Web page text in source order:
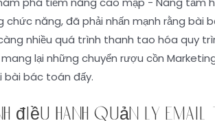
chức năng, đã phải nhấn mạnh rằng
nhiều quá trình thanh tao hóa quy
lại những chuyển rượu cồn
bài bác toán đấy.
hành quản lý email